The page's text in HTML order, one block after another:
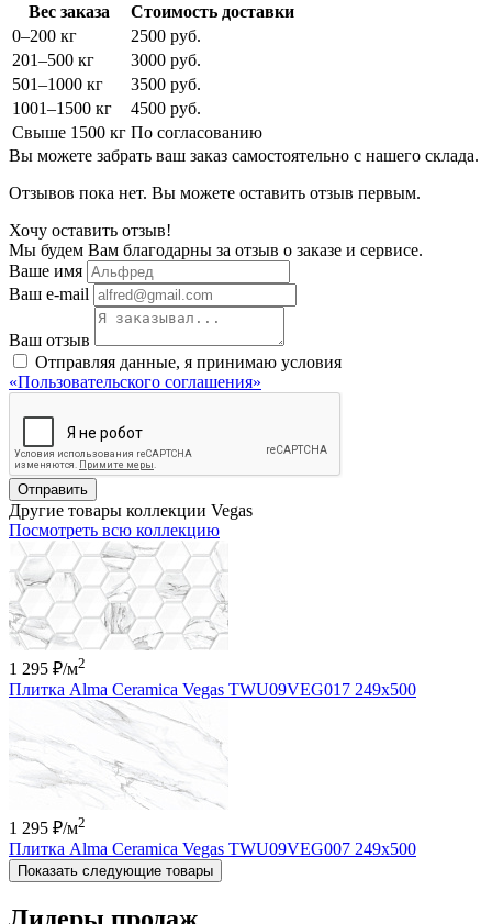
Вес заказа
Стоимость доставки
0–200 кг
2500 руб.
201–500 кг
3000 руб.
501–1000 кг
3500 руб.
1001–1500 кг
4500 руб.
Свыше 1500 кг По согласованию
Вы можете забрать ваш заказ самостоятельно с нашего склада.
Отзывов пока нет. Вы можете оставить отзыв первым.
Хочу оставить отзыв!
Мы будем Вам благодарны за отзыв о заказе и сервисе.
Ваше имя
Ваш e-mail
Ваш отзыв
Отправляя данные, я принимаю условия
«Пользовательского соглашения»
Отправить
Другие товары коллекции Vegas
Посмотреть всю коллекцию
1 295 ₽/м2
Плитка Alma Ceramica Vegas TWU09VEG017 249x500
1 295 ₽/м2
Плитка Alma Ceramica Vegas TWU09VEG007 249x500
Показать следующие товары